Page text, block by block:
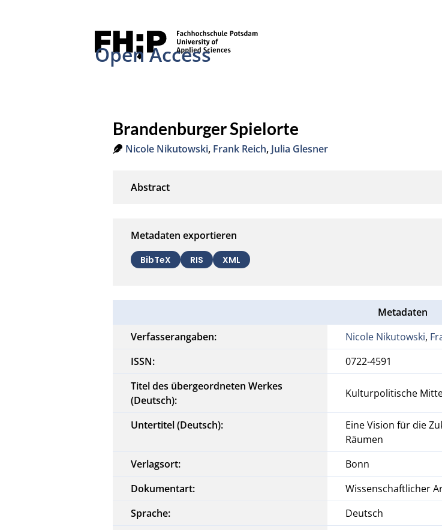
Open Access
Brandenburger Spielorte
Nicole Nikutowski, Frank Reich, Julia Glesner
Metadaten exportieren
BibTeX RIS XML
Metadaten
Verfasserangaben:
Nicole Nikutowski,
ISSN:
0722-4591
Titel des übergeordneten Werkes
(Deutsch):
Kulturpolitische
Untertitel (Deutsch):
Eine Vision für die
Räumen
Verlagsort:
Bonn
Dokumentart:
Wissenschaftlicher
Sprache:
Deutsch